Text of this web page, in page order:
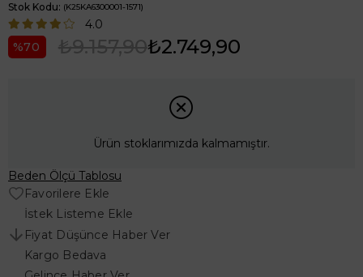
Stok Kodu (K25KA6300001-1571)
4.0
70
₺9.157,90₺2.749,90
Ürün stoklarımızda kalmamıştır.
Beden Ölçü Tablosu
Favorilere Ekle
İstek Listeme Ekle
Fiyat Düşünce Haber Ver
Kargo Bedava